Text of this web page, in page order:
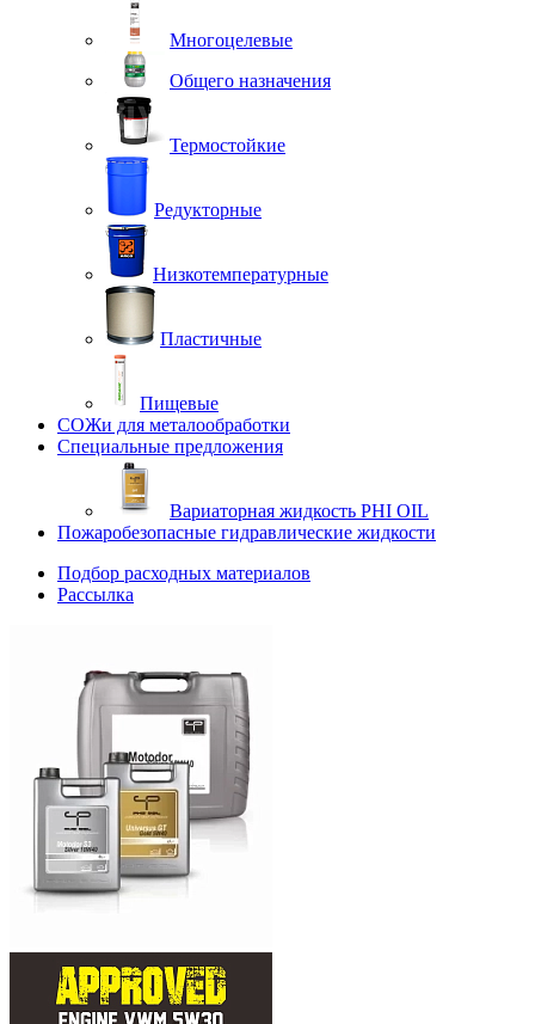
Многоцелевые
Общего назначения
Термостойкие
Редукторные
Низкотемпературные
Пластичные
Пищевые
СОЖи для металообработки
Специальные предложения
Вариаторная жидкость PHI OIL
Пожаробезопасные гидравлические жидкости
Подбор расходных материалов
Рассылка